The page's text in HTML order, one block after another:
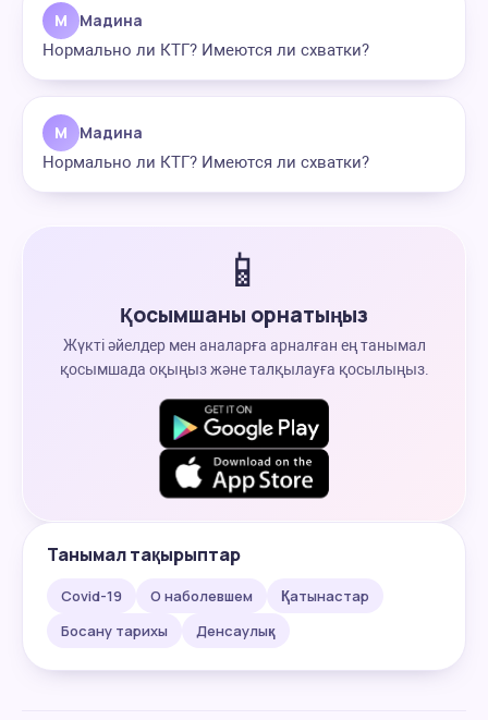
М Мадина
Нормально ли КТГ? Имеются ли схватки?
М Мадина
Нормально ли КТГ? Имеются ли схватки?
📱
Қосымшаны орнатыңыз
Жүкті әйелдер мен аналарға арналған ең танымал
қосымшада оқыңыз және талқылауға қосылыңыз.
Танымал тақырыптар
Covid-19 О наболевшем
Қатынастар
Босану тарихы
Денсаулық